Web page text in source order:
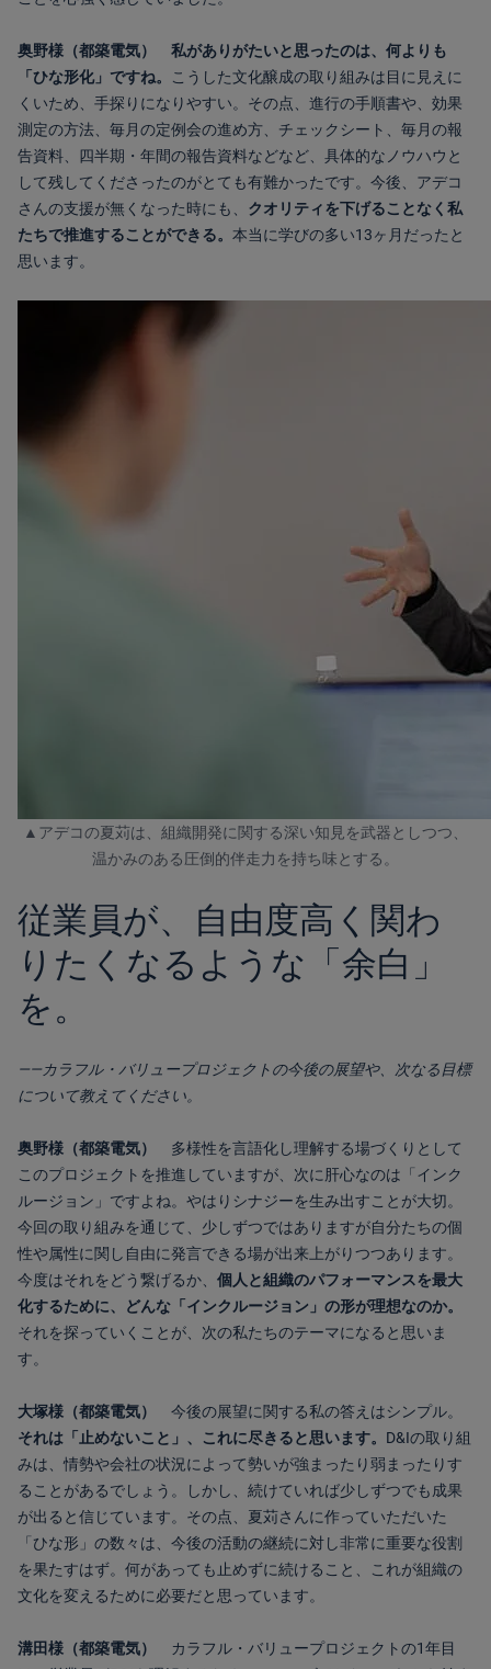
奥野様（都築電気）
私がありがたいと思ったのは、何よりも
「ひな形化」ですね。
こうした文化醸成の取り組みは目に見えに
くいため、手探りになりやすい。 その点、進行の手順書や、効果
測定の方法、毎月の定例会の進め方、チェックシート、毎月の報
告資料、四半期・年間の報告資料などなど、具体的なノウハウと
して残してくださったのがとても有難かったです。 今後、アデコ
さんの支援が無くなった時にも、 クオリティを下げることなく私
たちで推進することができる。 本当に学びの多い13ヶ月だったと
思います。
▲アデコの夏苅は、組織開発に関する深い知見を武器としつつ、
温かみのある圧倒的伴走力を持ち味とする。
従業員が、自由度高く関わ
りたくなるような「余白」
を。
――カラフル・バリュープロジェクトの今後の展望や、次なる目標
について教えてください。
奥野様（都築電気）
多様性を言語化し理解する場づくりとして
このプロジェクトを推進していますが、次に肝心なのは「インク
ルージョン」ですよね。やはりシナジーを生み出すことが大切。
今回の取り組みを通じて、少しずつではありますが自分たちの個
性や属性に関し自由に発言できる場が出来上がりつつあります。
今度はそれをどう繋げるか、 個人と組織のパフォーマンスを最大
化するために、どんな「インクルージョン」の形が理想なのか。
それを探っていくことが、次の私たちのテーマになると思いま
す。
大塚様（都築電気）
今後の展望に関する私の答えはシンプル。
それは「止めないこと」、これに尽きると思います。 D&Iの取り組
みは、情勢や会社の状況によって勢いが強まったり弱まったりす
ることがあるでしょう。しかし、続けていれば少しずつでも成果
が出ると信じています。その点、夏苅さんに作っていただいた
「ひな形」の数々は、今後の活動の継続に対し非常に重要な役割
を果たすはず。何があっても止めずに続けること、これが組織の
文化を変えるために必要だと思っています。
溝田様（都築電気）
カラフル・バリュープロジェクトの1年目